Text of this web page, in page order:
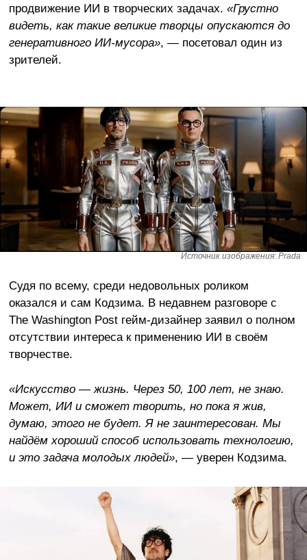
продвижение ИИ в творческих задачах. «Грустно
видеть, как такие великие творцы опускаются до
генеративного ИИ-мусора», — посетовал один из
зрителей.
Источник изображения: Prada
Судя по всему, среди недовольных роликом
оказался и сам Кодзима. В недавнем разговоре с
The Washington Post гейм-дизайнер заявил о полном
отсутствии интереса к применению ИИ в своём
творчестве.
«Искусство — жизнь. Через 50, 100 лет, не знаю.
Может, ИИ и сможет творить, но пока я жив,
думаю, этого не будет. Я не заинтересован. Мы
найдём хороший способ использовать технологию,
и это задача молодых людей», — уверен Кодзима.